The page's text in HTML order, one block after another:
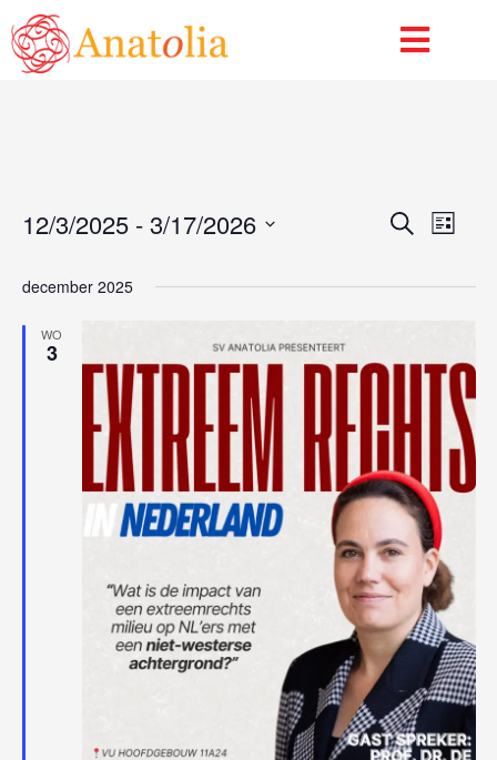
Evenementen
Zoeken
Lijst
12/3/2025 - 3/17/2026
een
datum.
december 2025
WO
3